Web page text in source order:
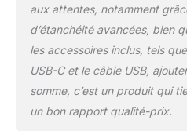
aux attentes, notamment
d’étanchéité avancées, bien
les accessoires inclus, tels
USB-C et le câble USB,
somme, c’est un produit qui
un bon rapport qualité-prix.